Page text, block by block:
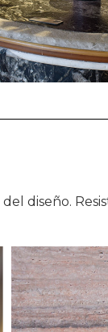
diseño.